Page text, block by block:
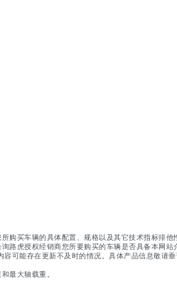
买车辆的具体配置、规格以及其它技术指标排
虎授权经销商您所要购买的车辆是否具备本网
可能存在更新不及时的情况。具体产品信息敬请垂
最大轴载重。